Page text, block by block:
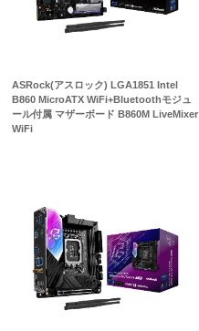
ASRock(アスロック) LGA1851 Intel
B860 MicroATX WiFi+Bluetoothモジュ
ール付属 マザーボード B860M LiveMixer
WiFi